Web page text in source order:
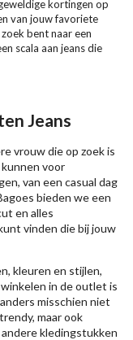
kortingen op
van jouw favoriete
bent naar een
scala aan jeans die
Jeans
vrouw die op zoek is
voor
van een casual dag
bieden we een
en alles
vinden die bij jouw
kleuren en stijlen,
in de outlet is
misschien niet
maar ook
kledingstukken